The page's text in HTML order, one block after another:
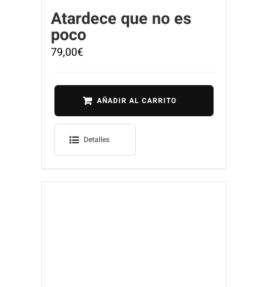
Atardece que no es
poco
79,00€
AÑADIR AL CARRITO
Detalles